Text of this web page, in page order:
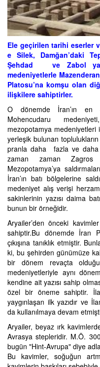
Ele geçirilen tarihi eserler
e Silek, Damğan’daki
Şehdad ve Zabol
medeniyetlerle
Platosu’na komşu olan
ilişkilere sahiptirler.
O dönemde İran’ın en
Mohencudaru
mezopotamya medeniyetleri
yerleşik bulunan
pranla daha fazla ve daha
zaman zaman Zagros
Mezopotamya’ya
İran’ın batı bölgelerine
medeniyet alış verişi
sakinlerinin yazısı daima
bunun bir örneğidir.
Aryailer’den önceki
sahiptir.Bu dönemde İran
çıkışına tanıklık etmiştir.
ki, bu şehirden günümüze
bir dönem revaçta
medeniyetleriyle aynı
kendine ait yazısı sahip
özel bir öneme sahiptir.
yaygınlaşan ilk yazıdır ve
da kullanılmaya devam
Aryailer, beyaz ırk
Avrasya stepleridir. M.Ö.
bugün "Hint-Avrupa" diye
Bu kavimler, soğuğun